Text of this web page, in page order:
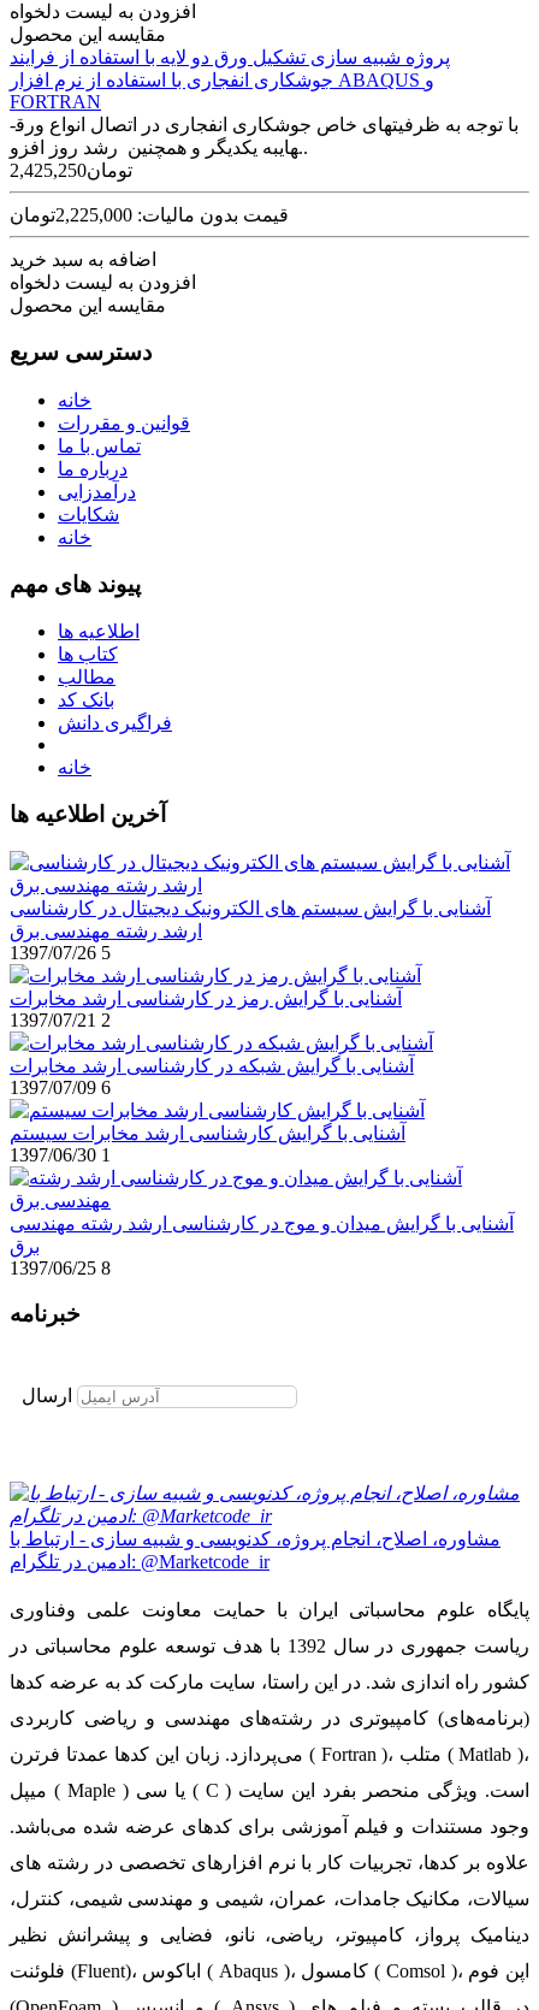
افزودن به لیست دلخواه
مقایسه این محصول
پروژه شبیه سازی تشکیل ورق دو لایه با استفاده از فرایند
جوشکاری انفجاری با استفاده از نرم افزار ABAQUS و
FORTRAN
با توجه به ظرفیت­های خاص جوشکاری انفجاری در اتصال انواع ورق­
هایبه یکدیگر و همچنین رشد روز افزو..
2,425,250تومان
قیمت بدون مالیات: 2,225,000تومان
اضافه به سبد خرید
افزودن به لیست دلخواه
مقایسه این محصول
دسترسی سریع
خانه
قوانین و مقررات
تماس با ما
درباره ما
درآمدزایی
شکایات
خانه
پیوند های مهم
اطلاعیه ها
کتاب ها
مطالب
بانک کد
فراگیری دانش
خانه
آخرین اطلاعیه ها
آشنایی با گرایش سیستم های الکترونیک دیجیتال در کارشناسی
ارشد رشته مهندسی برق
1397/07/26 5
آشنایی با گرایش رمز در کارشناسی ارشد مخابرات
1397/07/21 2
آشنایی با گرایش شبکه در کارشناسی ارشد مخابرات
1397/07/09 6
آشنایی با گرایش کارشناسی ارشد مخابرات سیستم
1397/06/30 1
آشنایی با گرایش میدان و موج در کارشناسی ارشد رشته مهندسی
برق
1397/06/25 8
خبرنامه
ارسال
مشاوره، اصلاح، انجام پروژه، کدنویسی و شبیه سازی - ارتباط با
ادمین در تلگرام: @Marketcode_ir
پایگاه علوم محاسباتی ایران با حمایت معاونت علمی وفناوری
ریاست جمهوری در سال 1392 با هدف توسعه علوم محاسباتی در
کشور راه اندازی شد. در این راستا، سایت مارکت کد به عرضه کدها
(برنامه‌های) کامپیوتری در رشته‌های مهندسی و ریاضی کاربردی
می‌پردازد. زبان این کدها عمدتا فرترن ( Fortran )، متلب ( Matlab )،
میپل ( Maple ) یا سی ( C ) است. ویژگی منحصر بفرد این سایت
وجود مستندات و فیلم آموزشی برای کدهای عرضه شده می‌باشد.
علاوه بر کدها، تجربیات کار با نرم افزارهای تخصصی در رشته های
سیالات، مکانیک جامدات، عمران، شیمی و مهندسی شیمی، کنترل،
دینامیک پرواز، کامپیوتر، ریاضی، نانو، فضایی و پیشرانش نظیر
فلوئنت (Fluent)، اباکوس ( Abaqus )، کامسول ( Comsol )، اپن فوم